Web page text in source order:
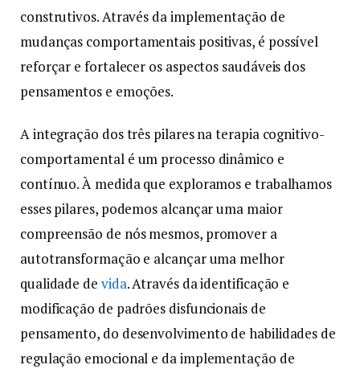
construtivos. Através da implementação de
mudanças comportamentais positivas, é possível
reforçar e fortalecer os aspectos saudáveis dos
pensamentos e emoções.
A integração dos três pilares na terapia cognitivo-
comportamental é um processo dinâmico e
contínuo. À medida que exploramos e trabalhamos
esses pilares, podemos alcançar uma maior
compreensão de nós mesmos, promover a
autotransformação e alcançar uma melhor
qualidade de vida. Através da identificação e
modificação de padrões disfuncionais de
pensamento, do desenvolvimento de habilidades de
regulação emocional e da implementação de